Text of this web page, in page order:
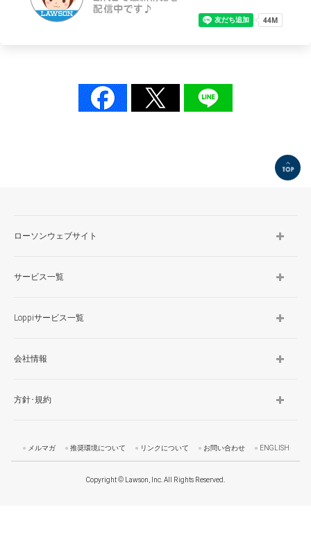
ローソンウェブサイト
サービス一覧
Loppiサービス一覧
会社情報
方針･規約
メルマガ 推奨環境について リンクについて お問い合わせ ENGLISH
Copyright © Lawson, Inc. All Rights Reserved.